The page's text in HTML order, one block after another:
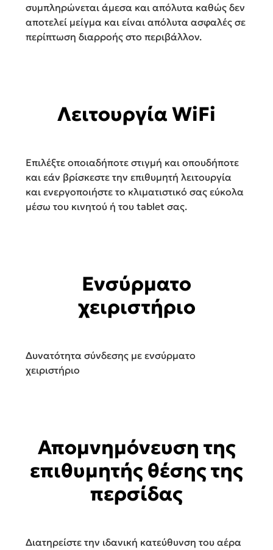
συμπληρώνεται άμεσα και απόλυτα καθώς δεν
αποτελεί μείγμα και είναι απόλυτα ασφαλές σε
περίπτωση διαρροής στο περιβάλλον.
Λειτουργία WiFi
Επιλέξτε οποιαδήποτε στιγμή και οπουδήποτε
και εάν βρίσκεστε την επιθυμητή λειτουργία
και ενεργοποιήστε το κλιματιστικό σας εύκολα
μέσω του κινητού ή του tablet σας.
Ενσύρματο
χειριστήριο
Δυνατότητα σύνδεσης με ενσύρματο
χειριστήριο
Απομνημόνευση της
επιθυμητής θέσης της
περσίδας
Διατηρείστε την ιδανική κατεύθυνση του αέρα